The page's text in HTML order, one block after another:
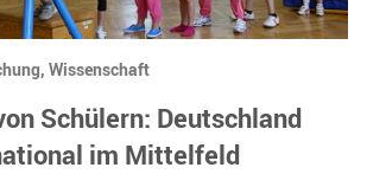
Wissenschaft
Schülern: Deutschland
im Mittelfeld